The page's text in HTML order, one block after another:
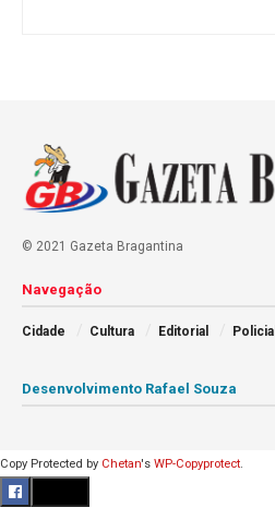
© 2021 Gazeta Bragantina
Navegação
Cidade Cultura Editorial Policial
Desenvolvimento Rafael Souza
Copy Protected by Chetan's WP-Copyprotect.